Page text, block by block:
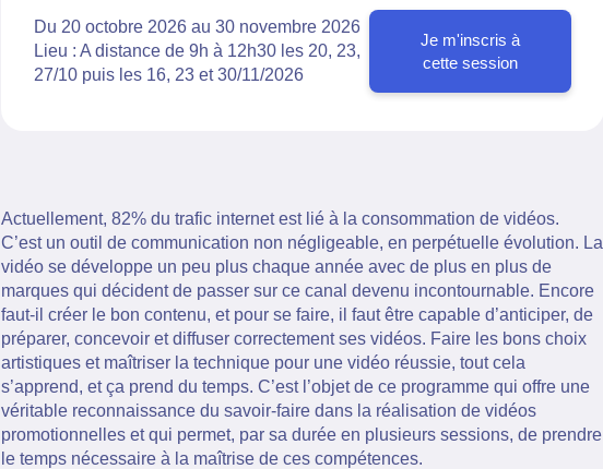
Du 20 octobre 2026 au 30 novembre 2026
Lieu : A distance de 9h à 12h30 les 20, 23,
27/10 puis les 16, 23 et 30/11/2026
Je m'inscris à
cette session
Actuellement, 82% du trafic internet est lié à la consommation de vidéos.
C’est un outil de communication non négligeable, en perpétuelle évolution. La
vidéo se développe un peu plus chaque année avec de plus en plus de
marques qui décident de passer sur ce canal devenu incontournable. Encore
faut-il créer le bon contenu, et pour se faire, il faut être capable d’anticiper, de
préparer, concevoir et diffuser correctement ses vidéos. Faire les bons choix
artistiques et maîtriser la technique pour une vidéo réussie, tout cela
s’apprend, et ça prend du temps. C’est l’objet de ce programme qui offre une
véritable reconnaissance du savoir-faire dans la réalisation de vidéos
promotionnelles et qui permet, par sa durée en plusieurs sessions, de prendre
le temps nécessaire à la maîtrise de ces compétences.